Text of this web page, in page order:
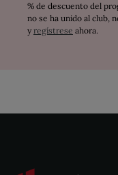
% de descuento del
no se ha unido al club,
y regístrese ahora.